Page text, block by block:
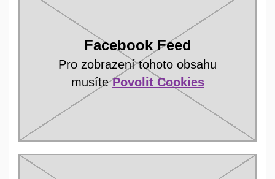
Facebook Feed
Pro zobrazení tohoto obsahu
musítePovolit Cookies